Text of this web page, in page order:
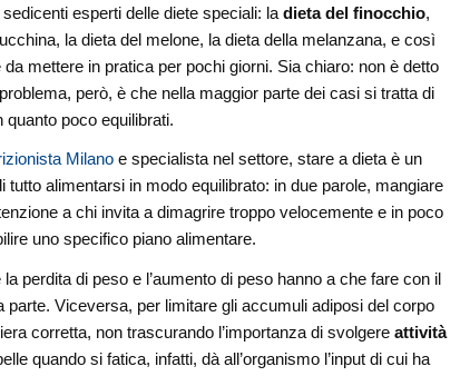
esperti delle diete speciali: ladieta del finocchio,
la dieta del melone, la dieta della melanzana, e così
mettere in pratica per pochi giorni. Sia chiaro: non è detto
però, è che nella maggior parte dei casi si tratta di
poco equilibrati.
Milano e specialista nel settore, stare a dieta è un
alimentarsi in modo equilibrato: in due parole, mangiare
a chi invita a dimagrire troppo velocemente e in poco
uno specifico piano alimentare.
perdita di peso e l’aumento di peso hanno a che fare con il
Viceversa, per limitare gli accumuli adiposi del corpo
corretta, non trascurando l’importanza di svolgere attività
quando si fatica, infatti, dà all’organismo l’input di cui ha